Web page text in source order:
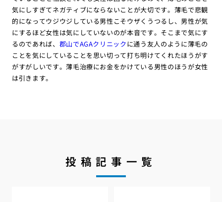
気にしすぎてネガティブにならないことが大切です。薄毛で悲観
的になってウジウジしている男性こそウザくうつるし、男性が気
にするほど女性は気にしていないのが本音です。そこまで気にす
るのであれば、 郡山でAGAクリニックに通う友人のように薄毛の
ことを気にしていることを思い切って打ち明けてくれたほうがす
がすがしいです。薄毛治療にお金をかけている男性のほうが女性
は引きます。
投稿記事一覧